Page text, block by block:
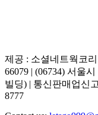
제공 : 소셜네트웍코
66079 | (06734) 서울
빌딩) | 통신판매업신
8777